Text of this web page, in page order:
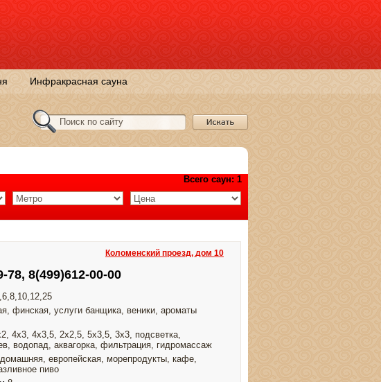
Инфракрасная сауна
Всего саун: 1
Коломенский проезд, дом 10
78, 8(499)612-00-00
финская, услуги банщика, веники, ароматы
4х3, 4х3,5, 2х2,5, 5х3,5, 3х3, подсветка,
водопад, аквагорка, фильтрация, гидромассаж
европейская, морепродукты, кафе,
пиво